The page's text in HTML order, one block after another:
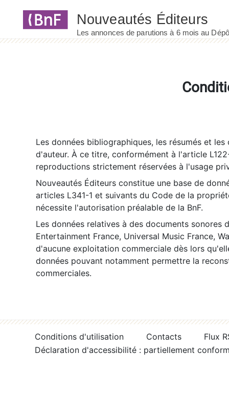
Les données bibliographiques, les résumés et
d'auteur. À ce titre, conformément à l'article
reproductions strictement réservées à l'usage
Nouveautés Éditeurs constitue une base de
articles L341-1 et suivants du Code de la
nécessite l'autorisation préalable de la BnF.
Les données relatives à des documents sonores
Entertainment France, Universal Music France,
d'aucune exploitation commerciale dès lors
données pouvant notamment permettre la
commerciales.
Conditions d'utilisation Contacts
Flux
Déclaration d'accessibilité : partiellement